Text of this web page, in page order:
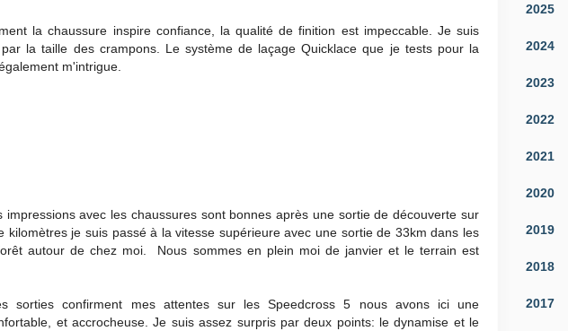
la chaussure inspire confiance, la qualité de finition est impeccable. Je suis
par la taille des crampons. Le système de laçage Quicklace que je tests pour la
m'intrigue.
impressions avec les chaussures sont bonnes après une sortie de découverte sur
kilomètres je suis passé à la vitesse supérieure avec une sortie de 33km dans les
autour de chez moi. Nous sommes en plein moi de janvier et le terrain est
sorties confirment mes attentes sur les Speedcross 5 nous avons ici une
et accrocheuse. Je suis assez surpris par deux points: le dynamise et le
2025
2024
2023
2022
2021
2020
2019
2018
2017